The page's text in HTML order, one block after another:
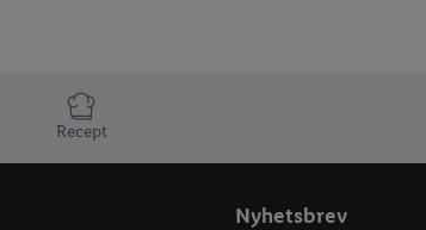
Recept
Nyhetsbrev